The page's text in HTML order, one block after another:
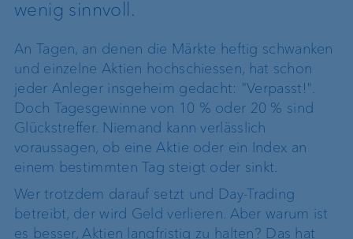
wenig sinnvoll.
An Tagen, an denen die Märkte heftig schwanken
und einzelne Aktien hochschiessen, hat schon
jeder Anleger insgeheim gedacht: "Verpasst!".
Doch Tagesgewinne von 10 % oder 20 % sind
Glückstreffer. Niemand kann verlässlich
voraussagen, ob eine Aktie oder ein Index an
einem bestimmten Tag steigt oder sinkt.
Wer trotzdem darauf setzt und Day-Trading
betreibt, der wird Geld verlieren. Aber warum ist
es besser, Aktien langfristig zu halten? Das hat